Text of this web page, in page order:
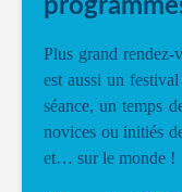
Plus grand
est aussi un
séance, un temps
novices ou initiés
et… sur le monde !